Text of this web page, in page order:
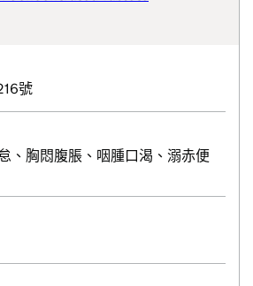
號
、胸悶腹脹、咽腫口渴、溺赤便